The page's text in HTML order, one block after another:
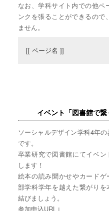
なお、学科サイト内での他ペ
ンクを張ることができるので
ません。
[[ ページ名 ]]
イベント「図書館で
ソーシャルデザイン学科4年の
です。
卒業研究で図書館にてイベン
します！
絵本の読み聞かせやカードゲ
部学科学年を越えた繋がりを
結びましょう。
参加申込URL↓